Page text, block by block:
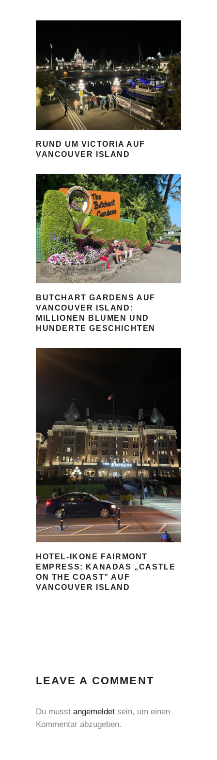
RUND UM VICTORIA AUF
VANCOUVER ISLAND
BUTCHART GARDENS AUF
VANCOUVER ISLAND:
MILLIONEN BLUMEN UND
HUNDERTE GESCHICHTEN
HOTEL-IKONE FAIRMONT
EMPRESS: KANADAS „CASTLE
ON THE COAST” AUF
VANCOUVER ISLAND
LEAVE A COMMENT
Du musst angemeldet sein, um einen
Kommentar abzugeben.